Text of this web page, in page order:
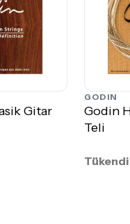
Gitar
GODIN
Godin
Teli
Tükendi